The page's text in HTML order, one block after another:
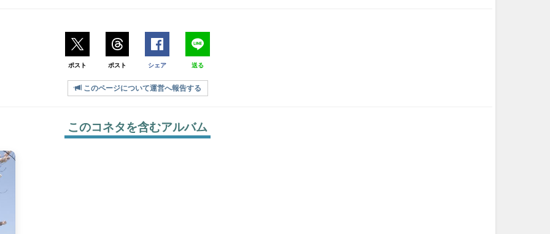
ポスト ポスト シェア 送る
このページについて運営へ報告する
このコネタを含むアルバム